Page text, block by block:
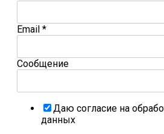
Email *
Сообщение
Даю согласие на
данных